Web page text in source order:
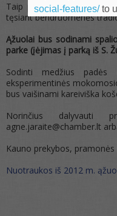
Taip pat kviečiame kitų
tęsiant bendruomenės
Ąžuolai bus sodinami
parke (įėjimas į parką iš S.
Sodinti medžius padės
eksperimentinės
bus vaišinami kareiviška
Norinčius dalyvauti
agne.jaraite@chamber.lt
Kauno prekybos,
Nuotraukos iš 2012 m.
social-features/to